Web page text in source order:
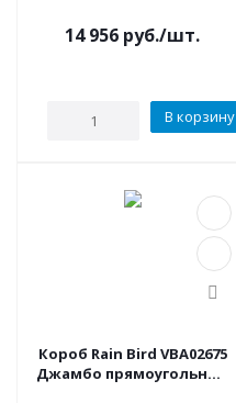
14 956 руб./шт.
В корзину
Короб Rain Bird VВA02675
Джамбо прямоугольный